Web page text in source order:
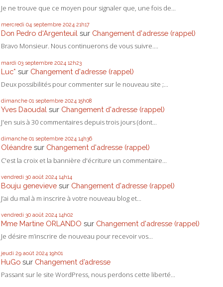
Je ne trouve que ce moyen pour signaler que, une fois de...
mercredi 04 septembre 2024 21h17
Don Pedro d‘Argenteuil sur Changement d'adresse (rappel)
Bravo Monsieur. Nous continuerons de vous suivre....
mardi 03 septembre 2024 12h23
Luc* sur Changement d'adresse (rappel)
Deux possibilités pour commenter sur le nouveau site ;...
dimanche 01 septembre 2024 15h08
Yves Daoudal sur Changement d'adresse (rappel)
J'en suis à 30 commentaires depuis trois jours (dont...
dimanche 01 septembre 2024 14h36
Oléandre sur Changement d'adresse (rappel)
C'est la croix et la bannière d'écriture un commentaire...
vendredi 30 août 2024 14h14
Bouju genevieve sur Changement d'adresse (rappel)
J’ai du mal à m inscrire à votre nouveau blog et...
vendredi 30 août 2024 14h02
Mme Martine ORLANDO sur Changement d'adresse (rappel)
Je désire m’inscrire de nouveau pour recevoir vos...
jeudi 29 août 2024 19h01
HuGo sur Changement d’adresse
Passant sur le site WordPress, nous perdons cette liberté...